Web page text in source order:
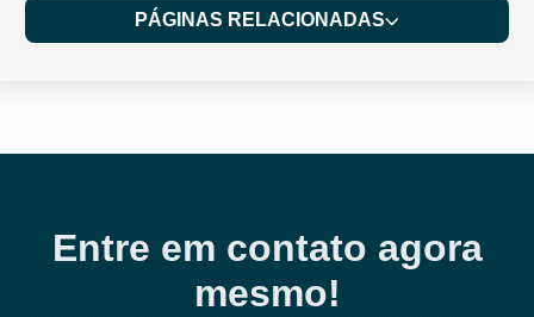
PÁGINAS RELACIONADAS
Entre em contato agora
mesmo!